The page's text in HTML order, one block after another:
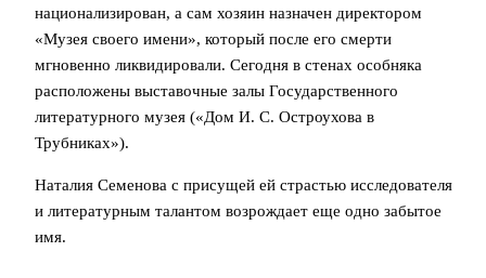
национализирован, а сам хозяин назначен директором
«Музея своего имени», который после его смерти
мгновенно ликвидировали. Сегодня в стенах особняка
расположены выставочные залы Государственного
литературного музея («Дом И. С. Остроухова в
Трубниках»).
Наталия Семенова с присущей ей страстью исследователя
и литературным талантом возрождает еще одно забытое
имя.